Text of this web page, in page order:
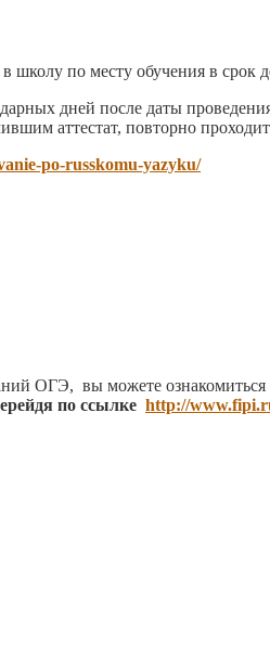
школу по месту обучения в срок
дней после даты
аттестат, повторно
po-russkomu-yazyku/
ОГЭ, вы можете ознакомиться
по ссылке http://